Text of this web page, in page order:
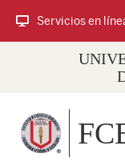
Servicios en